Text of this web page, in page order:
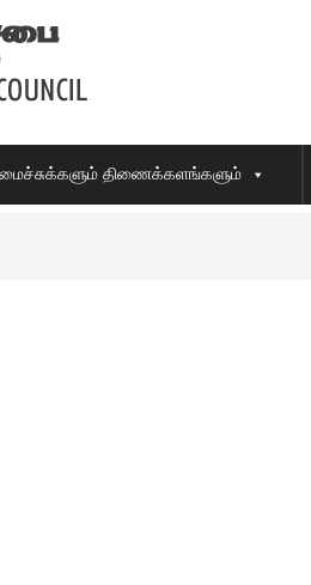
திணைக்களங்களும்